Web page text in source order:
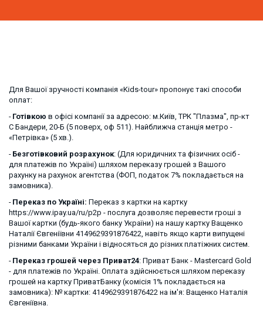
Для Вашої зручності компанія «Kids-tour» пропонує такі способи
оплат:
- Готівкою в офісі компанії за адресою: м.Київ, ТРК "Плазма", пр-кт
С Бандери, 20-Б (5 поверх, оф 511). Найближча станція метро -
«Петрівка» (5 хв.).
- Безготівковий розрахунок: (Для юридичних та фізичних осіб -
для платежів по Україні) шляхом переказу грошей з Вашого
рахунку на рахунок агентства (ФОП, податок 7% покладається на
замовника).
- Переказ по Україні: Переказ з картки на картку
https://www.ipay.ua/ru/p2p - послуга дозволяє перевести гроші з
Вашої картки (будь-якого банку України) на нашу картку Ващенко
Наталії Євгеніївни 4149629391876422, навіть якщо карти випущені
різними банками України і відносяться до різних платіжних систем.
- Переказ грошей через Приват24: Приват Банк - Mastercard Gold
- для платежів по Україні. Оплата здійснюється шляхом переказу
грошей на картку ПриватБанку (комісія 1% покладається на
замовника): № картки: 4149629391876422 на ім'я: Ващенко Наталія
Євгеніївна.